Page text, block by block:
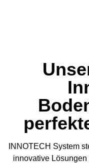
INNOTECH System
innovative